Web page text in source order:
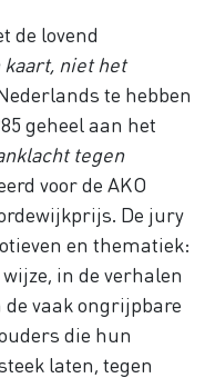
de lovend
kaart, niet het
te hebben
geheel aan het
tegen
voor de AKO
De jury
en thematiek:
in de verhalen
vaak ongrijpbare
die hun
laten, tegen